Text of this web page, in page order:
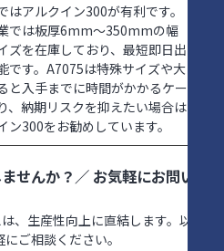
はアルクイン300が有利です。
では板厚6mm〜350mmの幅
ズを在庫しており、最短即日出
です。A7075は特殊サイズや大
と入手までに時間がかかるケー
、納期リスクを抑えたい場合は
ン300をお勧めしています。
せんか？／ お気軽にお問い
、生産性向上に直結します。以
ご相談ください。